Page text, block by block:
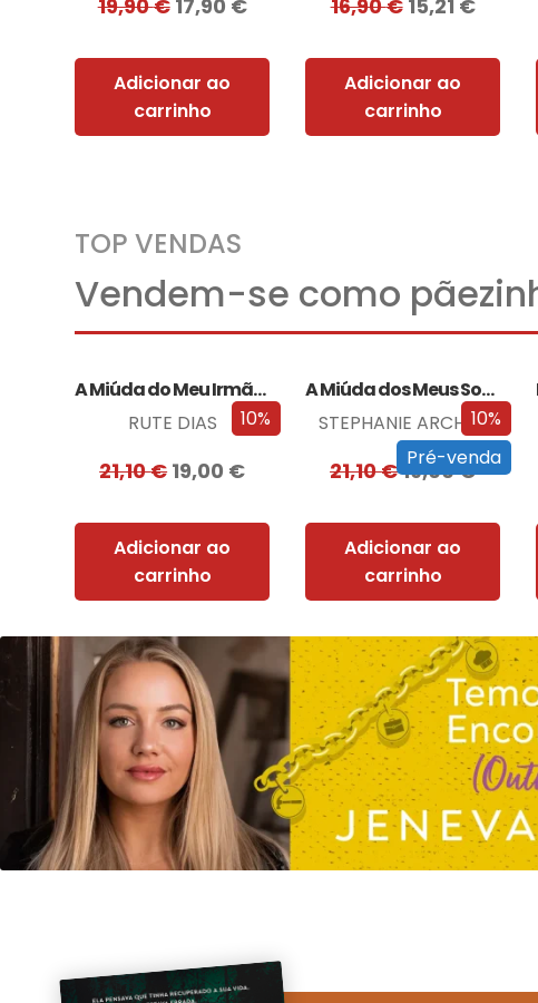
19,90€ 17,90 €
Adicionar ao
carrinho
16,90€ 15,21 €
Adicionar ao
carrinho
TOP VENDAS
Vendem-se como
10%
A Miúda do Meu Irmão – Edição…
RUTE DIAS
21,10€19,00 €
Adicionar ao
carrinho
10%
Pré-venda
A Miúda dos Meus Sonhos – Edição…
STEPHANIE ARCHER
21,10€19,00€
Adicionar ao
carrinho